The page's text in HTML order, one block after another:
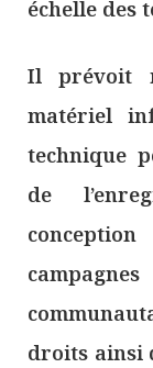
échelle des
Il prévoit
matériel
technique
de
droits ainsi